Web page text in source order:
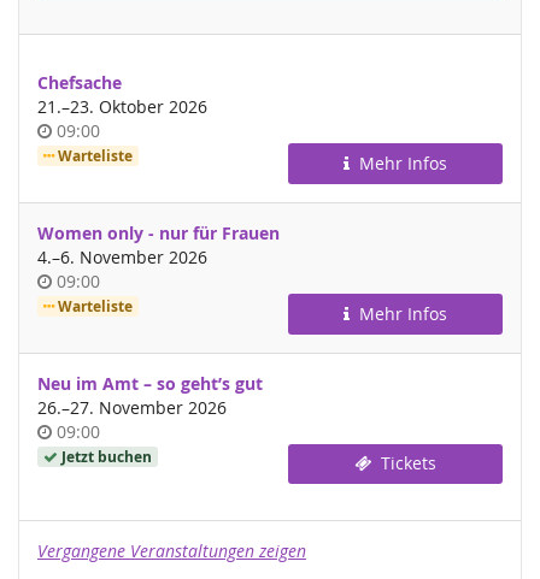
Chefsache
21.–bis
23. Oktober 2026
Uhrzeit
09:00
Warteliste Mehr Infos
Women only - nur für Frauen
4.–bis
6. November 2026
Uhrzeit
09:00
Warteliste Mehr Infos
Neu im Amt – so geht’s gut
26.–bis
27. November 2026
Uhrzeit
09:00
Jetzt buchen Tickets
Vergangene Veranstaltungen zeigen